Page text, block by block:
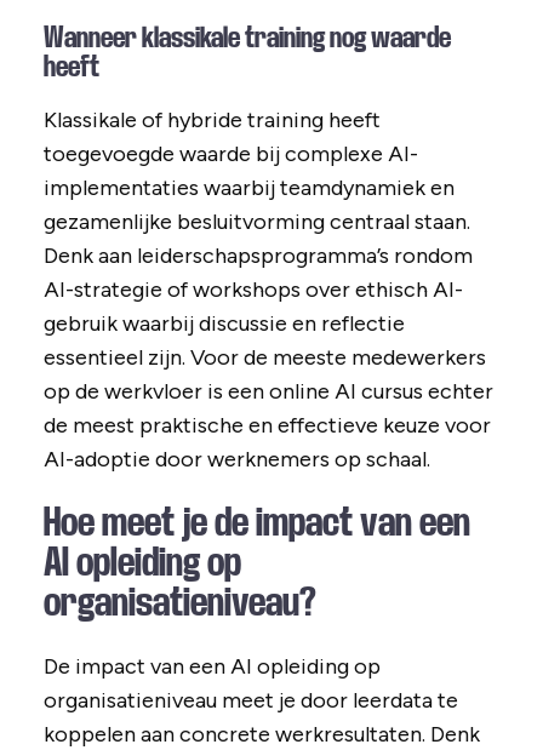
Wanneer klassikale training nog waarde
heeft
Klassikale of hybride training heeft
toegevoegde waarde bij complexe AI-
implementaties waarbij teamdynamiek en
gezamenlijke besluitvorming centraal staan.
Denk aan leiderschapsprogramma’s rondom
AI-strategie of workshops over ethisch AI-
gebruik waarbij discussie en reflectie
essentieel zijn. Voor de meeste medewerkers
op de werkvloer is een online AI cursus echter
de meest praktische en effectieve keuze voor
AI-adoptie door werknemers op schaal.
Hoe meet je de impact van een
AI opleiding op
organisatieniveau?
De impact van een AI opleiding op
organisatieniveau meet je door leerdata te
koppelen aan concrete werkresultaten. Denk